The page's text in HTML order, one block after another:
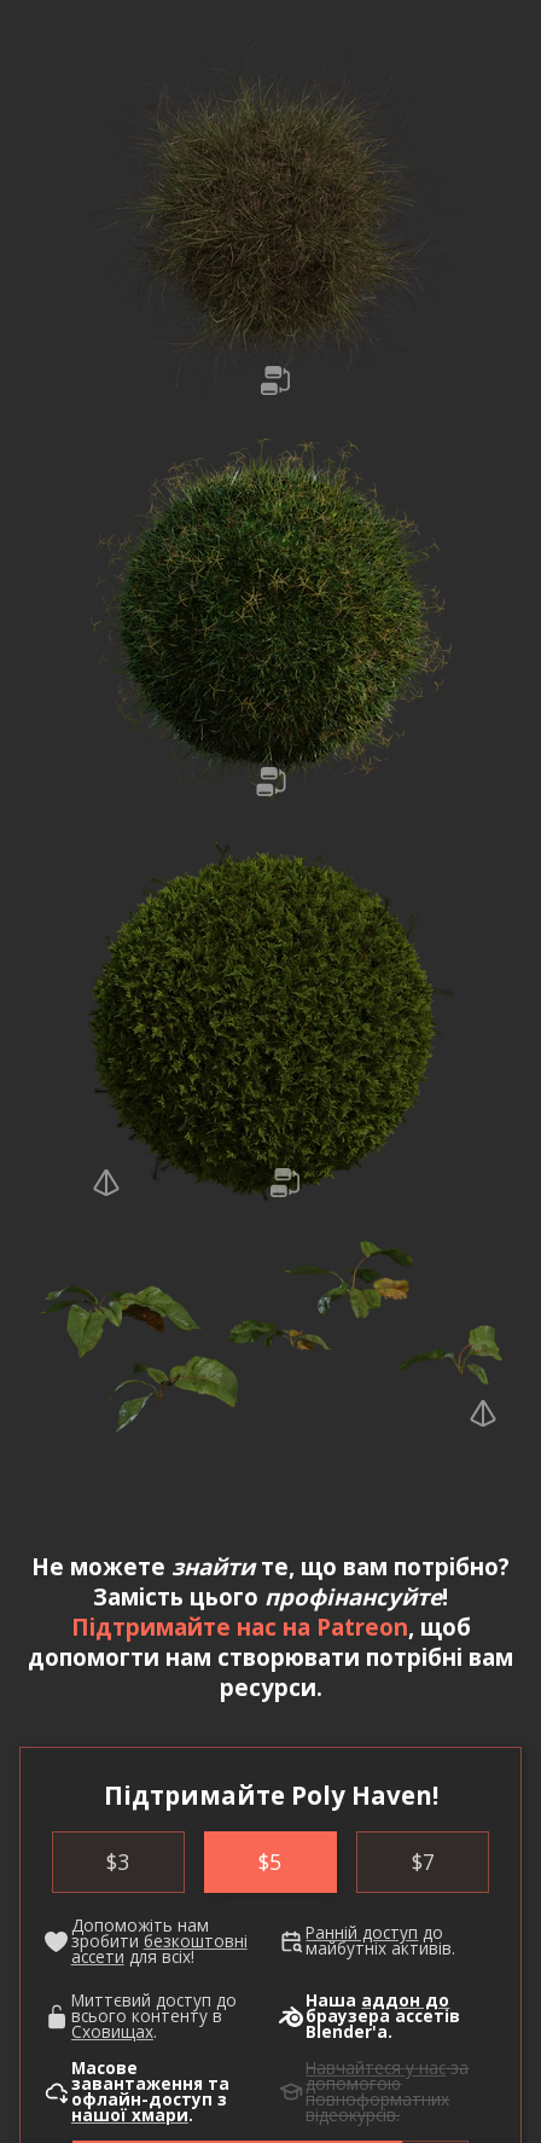
Не можете знайтите, що вам потрібно?
Замість цього профінансуйте!
Підтримайте нас на Patreon, щоб
допомогти нам створювати потрібні вам
ресурси.
Підтримайте Poly Haven!
$3 $5 $7
Допоможіть нам
зробити безкоштовні
ассети для всіх!
Ранній доступ до
майбутніх активів.
Миттєвий доступ до
всього контенту в
Сховищах.
Наша аддон до
браузера ассетів
Blender'а.
Масове
завантаження та
офлайн-доступ з
нашої хмари.
Навчайтеся у насза
допомогою
повноформатних
відеокурсів.